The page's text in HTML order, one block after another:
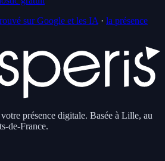
sur Google et les IA · la présence
présence digitale. Basée à Lille, au
de-France.